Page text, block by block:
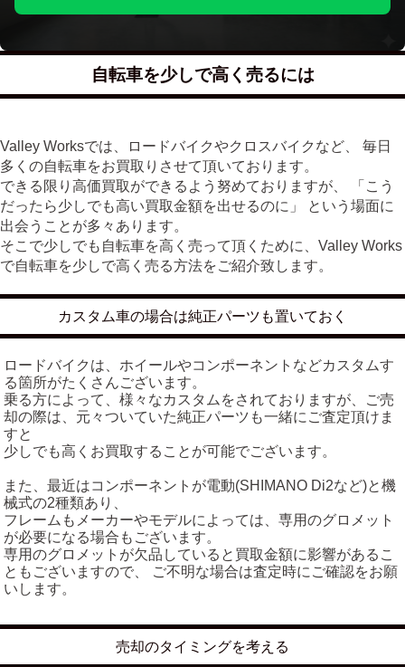
自転車を少しで高く売るには
Valley Worksでは、ロードバイクやクロスバイクなど、 毎日
多くの自転車をお買取りさせて頂いております。
できる限り高価買取ができるよう努めておりますが、 「こう
だったら少しでも高い買取金額を出せるのに」 という場面に
出会うことが多々あります。
そこで少しでも自転車を高く売って頂くために、Valley Works
で自転車を少しで高く売る方法をご紹介致します。
カスタム車の場合は純正パーツも置いておく
ロードバイクは、ホイールやコンポーネントなどカスタムす
る箇所がたくさんございます。
乗る方によって、様々なカスタムをされておりますが、ご売
却の際は、元々ついていた純正パーツも一緒にご査定頂けま
すと
少しでも高くお買取することが可能でございます。
また、最近はコンポーネントが電動(SHIMANO Di2など)と機
械式の2種類あり、
フレームもメーカーやモデルによっては、専用のグロメット
が必要になる場合もございます。
専用のグロメットが欠品していると買取金額に影響があるこ
ともございますので、 ご不明な場合は査定時にご確認をお願
いします。
売却のタイミングを考える